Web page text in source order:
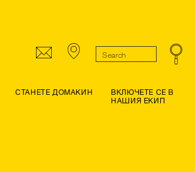
СТАНЕТЕ ДОМАКИН
ВКЛЮЧЕТЕ СЕ В
НАШИЯ ЕКИП